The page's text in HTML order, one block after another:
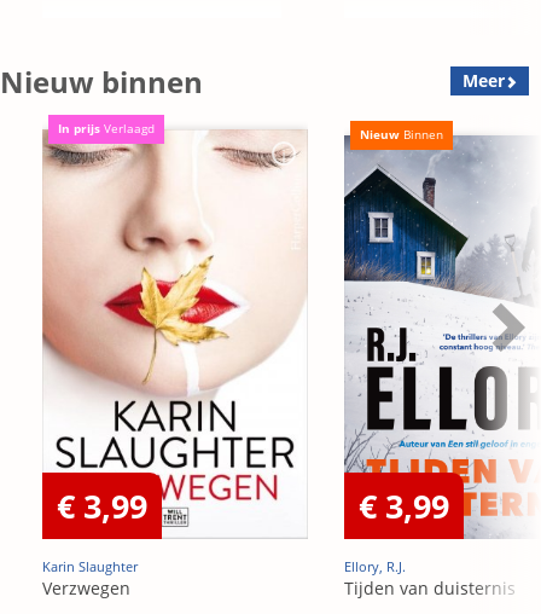
Nieuw binnen Meer
In prijs Verlaagd
€ 3,99
Karin Slaughter
Verzwegen
Nieuw Binnen
€ 3,99
Ellory, R.J.
Tijden van duisternis